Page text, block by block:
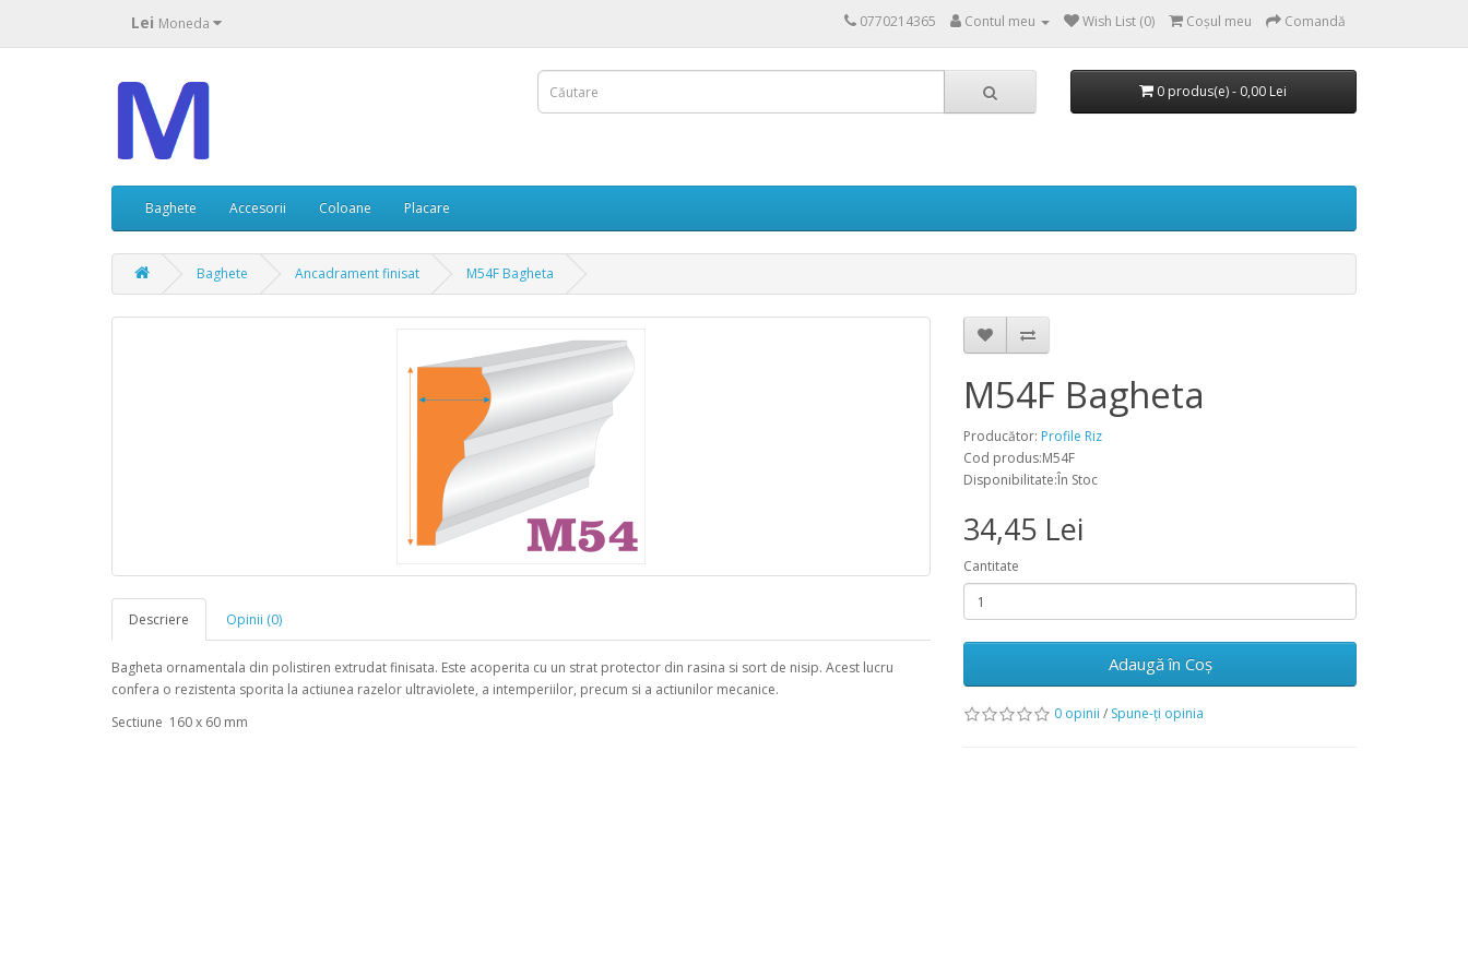
Lei Moneda 0770214365 Contul meu Wish List (0) Coşul meu Comandă
0 produs(e) - 0,00 Lei
Baghete Accesorii Coloane Placare
Baghete Ancadrament finisat M54F Bagheta
Descriere Opinii (0)
Bagheta ornamentala din polistiren extrudat finisata. Este acoperita cu un strat protector din rasina si sort de nisip. Acest lucru
confera o rezistenta sporita la actiunea razelor ultraviolete, a intemperiilor, precum si a actiunilor mecanice.
Sectiune 160 x 60 mm
M54F Bagheta
Producător: Profile Riz
Cod produs:M54F
Disponibilitate:În Stoc
34,45 Lei
Cantitate
Adaugă în Coş
0 opinii / Spune-ţi opinia